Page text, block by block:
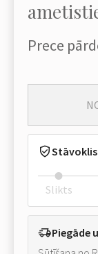
Prece
Stāvoklis
Slikts
Piegāde